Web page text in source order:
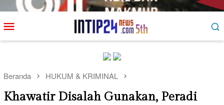
ke
kontenMobile
Beranda HUKUM & KRIMINAL
Khawatir Disalah Gunakan, Peradi